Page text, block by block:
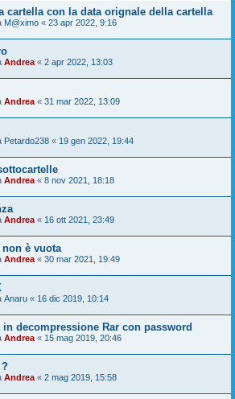
cartella con la data orignale della cartella
M@ximo « 23 apr 2022, 9:16
Andrea « 2 apr 2022, 13:03
Andrea « 31 mar 2022, 13:09
Petardo238 « 19 gen 2022, 19:44
Andrea « 8 nov 2021, 18:18
Andrea « 16 ott 2021, 23:49
è vuota
Andrea « 30 mar 2021, 19:49
Anaru « 16 dic 2019, 10:14
decompressione Rar con password
Andrea « 15 mag 2019, 20:46
?
Andrea « 2 mag 2019, 15:58